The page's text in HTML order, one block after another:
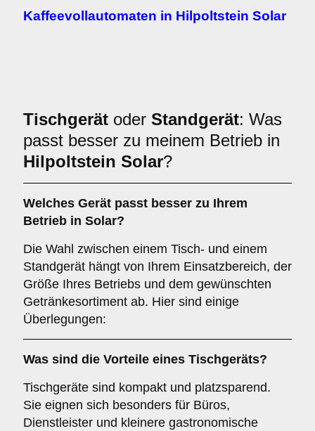
Kaffeevollautomaten in Hilpoltstein Solar
Tischgerät oder Standgerät: Was
passt besser zu meinem Betrieb in
Hilpoltstein Solar?
Welches Gerät passt besser zu Ihrem
Betrieb in Solar?
Die Wahl zwischen einem Tisch- und einem
Standgerät hängt von Ihrem Einsatzbereich, der
Größe Ihres Betriebs und dem gewünschten
Getränkesortiment ab. Hier sind einige
Überlegungen:
Was sind die Vorteile eines Tischgeräts?
Tischgeräte sind kompakt und platzsparend.
Sie eignen sich besonders für Büros,
Dienstleister und kleinere gastronomische